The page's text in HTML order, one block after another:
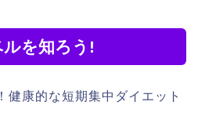
ルを知ろう!